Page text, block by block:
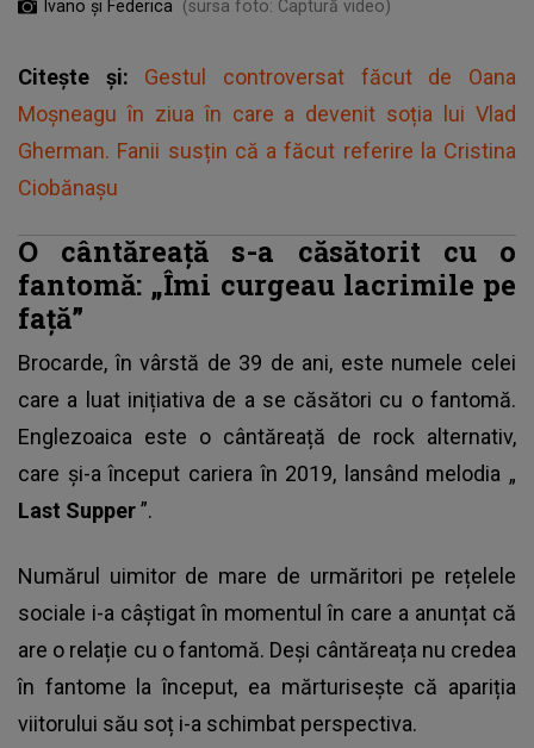
Ivano și Federica (sursa foto: Captură video)
Citește și: Gestul controversat făcut de Oana
Moșneagu în ziua în care a devenit soția lui Vlad
Gherman. Fanii susțin că a făcut referire la Cristina
Ciobănașu
O cântăreață s-a căsătorit cu o
fantomă: „Îmi curgeau lacrimile pe
față”
Brocarde, în vârstă de 39 de ani, este numele celei
care a luat inițiativa de a se căsători cu o fantomă.
Englezoaica este o cântăreață de rock alternativ,
care și-a început cariera în 2019, lansând melodia „
Last Supper”.
Numărul uimitor de mare de urmăritori pe rețelele
sociale i-a câștigat în momentul în care a anunțat că
are o relație cu o fantomă. Deși cântăreața nu credea
în fantome la început, ea mărturisește că apariția
viitorului său soț i-a schimbat perspectiva.